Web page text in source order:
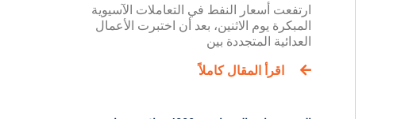
ارتفعت أسعار النفط في التعاملات الآسيوية
المبكرة يوم الاثنين، بعد أن اختبرت الأعمال
العدائية المتجددة بين
اقرأ المقال كاملاً